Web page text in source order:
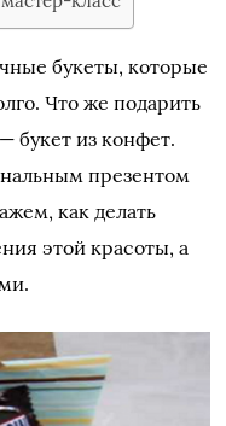
букеты, которые
Что же подарить
букет из конфет.
презентом
как делать
этой красоты, а